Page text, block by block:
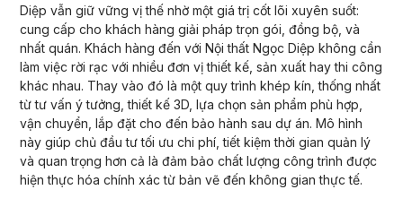
Diệp vẫn giữ vững vị thế nhờ một giá trị cốt lõi xuyên suốt:
cung cấp cho khách hàng giải pháp trọn gói, đồng bộ, và
nhất quán. Khách hàng đến với Nội thất Ngọc Diệp không cần
làm việc rời rạc với nhiều đơn vị thiết kế, sản xuất hay thi công
khác nhau. Thay vào đó là một quy trình khép kín, thống nhất
từ tư vấn ý tưởng, thiết kế 3D, lựa chọn sản phẩm phù hợp,
vận chuyển, lắp đặt cho đến bảo hành sau dự án. Mô hình
này giúp chủ đầu tư tối ưu chi phí, tiết kiệm thời gian quản lý
và quan trọng hơn cả là đảm bảo chất lượng công trình được
hiện thực hóa chính xác từ bản vẽ đến không gian thực tế.